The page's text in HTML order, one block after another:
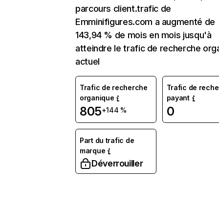
parcours client.trafic de
Emminifigures.com a augmenté de
143,94 % de mois en mois jusqu'à
atteindre le trafic de recherche
actuel
Trafic de recherche
organique
805+144 %
Trafic de
payant
0
Part du trafic de
marque
Déverrouiller